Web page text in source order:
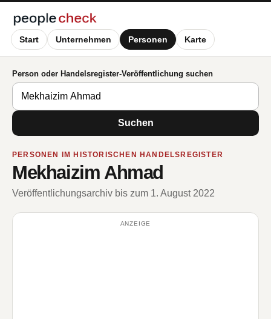
Start Unternehmen Personen Karte
Person oder Handelsregister-Veröffentlichung suchen
Suchen
PERSONEN IM HISTORISCHEN HANDELSREGISTER
Mekhaizim Ahmad
Veröffentlichungsarchiv bis zum 1. August 2022
ANZEIGE